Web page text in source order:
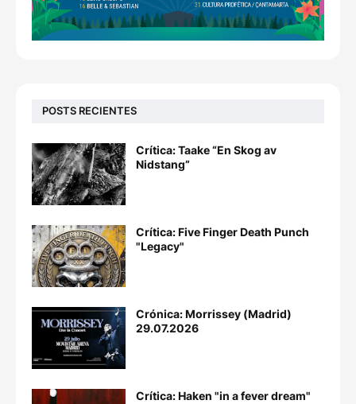
POSTS RECIENTES
Crítica: Taake “En Skog av
Nidstang”
Crítica: Five Finger Death Punch
"Legacy"
Crónica: Morrissey (Madrid)
29.07.2026
Crítica: Haken "in a fever dream"